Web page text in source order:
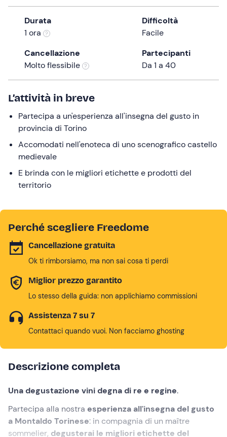
question
mark
keyboard
shortcuts
for
changing
dates.
Durata
1 ora
Difficoltà
Facile
Cancellazione
Molto flessibile
Partecipanti
Da 1 a 40
L’attività in breve
Partecipa a un'esperienza all'insegna del gusto in
provincia di Torino
Accomodati nell'enoteca di uno scenografico castello
medievale
E brinda con le migliori etichette e prodotti del
territorio
Perché scegliere Freedome
Cancellazione gratuita
Ok ti rimborsiamo, ma non sai cosa ti perdi
Miglior prezzo garantito
Lo stesso della guida: non applichiamo commissioni
Assistenza 7 su 7
Contattaci quando vuoi. Non facciamo ghosting
Descrizione completa
Una degustazione vini degna di re e regine.
Partecipa alla nostra esperienza all'insegna del gusto
a Montaldo Torinese: in compagnia di un maître
sommelier, degusterai le migliori etichette del